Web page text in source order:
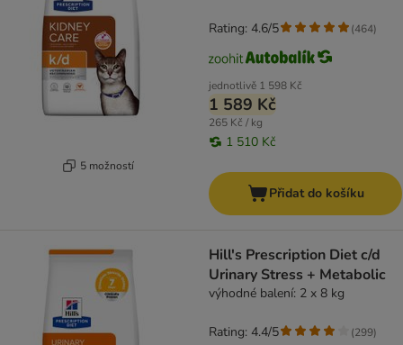
5 možností
jednotlivě 1 598 Kč
1 589 Kč
265 Kč / kg
1 510 Kč
Rating: 4.6/5 (464)
Přidat do košíku
Hill's Prescription Diet c/d
Urinary Stress + Metabolic
výhodné balení: 2 x 8 kg
Rating: 4.4/5 (299)